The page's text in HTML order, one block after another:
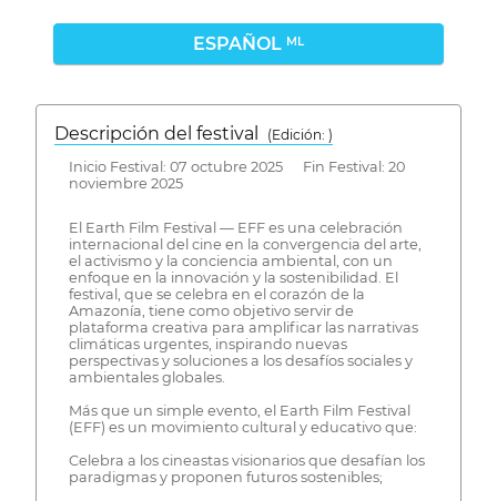
ESPAÑOL ML
Descripción del festival
( Edición: )
Inicio Festival: 07 octubre 2025 Fin Festival: 20
noviembre 2025
El Earth Film Festival — EFF es una celebración
internacional del cine en la convergencia del arte,
el activismo y la conciencia ambiental, con un
enfoque en la innovación y la sostenibilidad. El
festival, que se celebra en el corazón de la
Amazonía, tiene como objetivo servir de
plataforma creativa para amplificar las narrativas
climáticas urgentes, inspirando nuevas
perspectivas y soluciones a los desafíos sociales y
ambientales globales.
Más que un simple evento, el Earth Film Festival
(EFF) es un movimiento cultural y educativo que:
Celebra a los cineastas visionarios que desafían los
paradigmas y proponen futuros sostenibles;